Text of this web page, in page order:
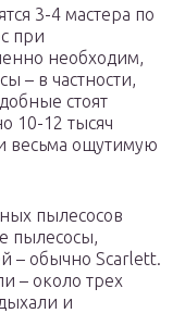
3-4 мастера по
при
необходим,
– в частности,
стоят
10-12 тысяч
весьма ощутимую
пылесосов
пылесосы,
– обычно Scarlett.
– около трех
и